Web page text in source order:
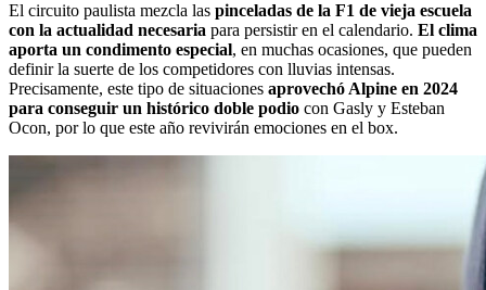
El circuito paulista mezcla las pinceladas de la F1 de vieja escuela
con la actualidad necesaria para persistir en el calendario. El clima
aporta un condimento especial, en muchas ocasiones, que pueden
definir la suerte de los competidores con lluvias intensas.
Precisamente, este tipo de situaciones aprovechó Alpine en 2024
para conseguir un histórico doble podio con Gasly y Esteban
Ocon, por lo que este año revivirán emociones en el box.